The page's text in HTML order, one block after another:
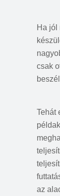
Ha jól
csak
Tehát
az